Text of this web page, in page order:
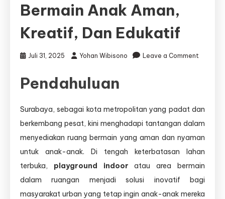
Bermain Anak Aman,
Kreatif, Dan Edukatif
Juli 31, 2025 Yohan Wibisono Leave a Comment
Djava
Lumintu
Panen,
Desain
Area
Bermain
Pendahuluan
Surabaya, sebagai kota metropolitan yang padat dan
berkembang pesat, kini menghadapi tantangan dalam
menyediakan ruang bermain yang aman dan nyaman
untuk anak-anak. Di tengah keterbatasan lahan
terbuka, playground indoor atau area bermain
dalam ruangan menjadi solusi inovatif bagi
masyarakat urban yang tetap ingin anak-anak mereka